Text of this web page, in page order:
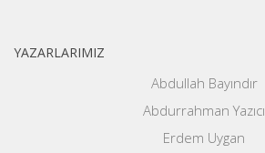
YAZARLARIMIZ
Abdullah Bayındır
Abdurrahman Yazıcı
Erdem Uygan